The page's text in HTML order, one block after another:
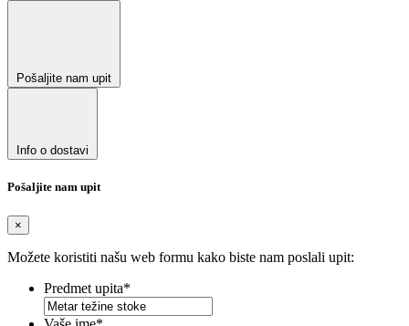
Pošaljite nam upit
Info o dostavi
Pošaljite nam upit
×
Možete koristiti našu web formu kako biste nam poslali upit:
Predmet upita*